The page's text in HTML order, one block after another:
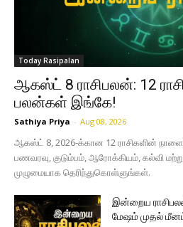
Today Rasipalan
ஆகஸ்ட் 8 ராசிபலன்: 12
பலன்கள் இங்கே!
Sathiya Priya - Aug 08, 2026
ஆகஸ்ட் 8, 2026-க்கான 12 ராசிகளின்
பணவரவு, குடும்பம், ஆரோக்கியம், கல்வி
முழுமையாக தெரிந்துகொள்ளுங்கள்.
இன்றைய
மேஷம் முதல்